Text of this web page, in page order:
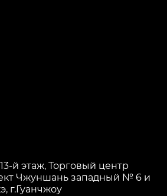
й этаж, Торговый центр
Чжуншань западный № 6 и
г.Гуанчжоу